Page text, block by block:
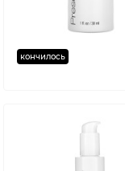
кончилось